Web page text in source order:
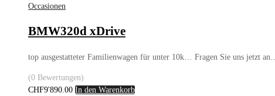
Occasionen
BMW320d xDrive
top ausgestatteter Familienwagen für unter 10k… Fragen Sie uns jetzt an…
(0 Bewertungen)
CHF9'890.00 In den Warenkorb